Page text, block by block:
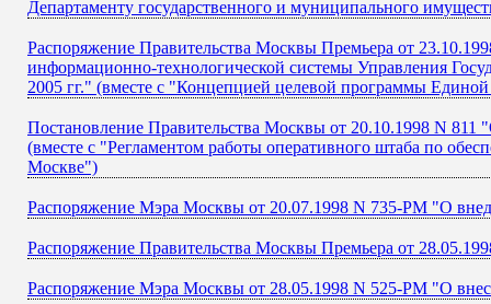
Департаменту государственного и муниципального
Распоряжение Правительства Москвы Премьера от
информационно-технологической системы Управления
2005 гг." (вместе с "Концепцией целевой программы
Постановление Правительства Москвы от 20.10.1998 N
(вместе с "Регламентом работы оперативного штаба по
Москве")
Распоряжение Мэра Москвы от 20.07.1998 N 735-РМ "О
Распоряжение Правительства Москвы Премьера от
Распоряжение Мэра Москвы от 28.05.1998 N 525-РМ "О